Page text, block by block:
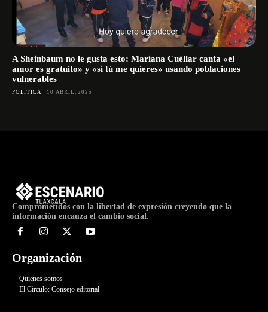
A Sheinbaum no le gusta esto: Mariana Cuéllar canta «el
amor es gratuito» y «si tú me quieres» usando poblaciones
vulnerables
POLÍTICA 10 ABRIL, 2025
Comprometidos con la libertad de expresión creyendo que la
información encauza el cambio social.
Organización
Quienes somos
El Círculo: Consejo editorial